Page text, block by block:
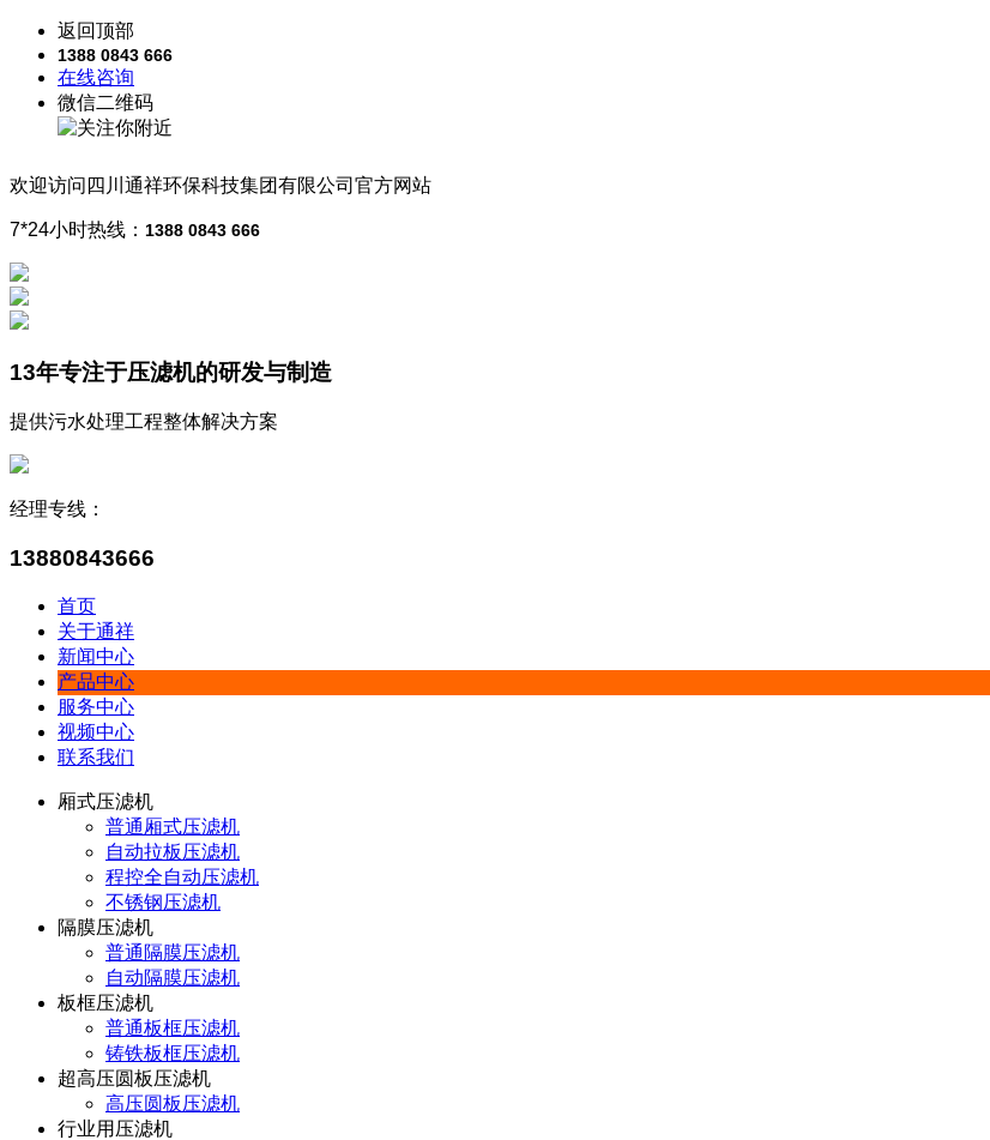
返回顶部
1388 0843 666
在线咨询
微信二维码
欢迎访问 四川通祥环保科技集团有限公司 官方网站
7*24小时热线： 1388 0843 666
13年专注于压滤机的研发与制造
提供污水处理工程整体解决方案
经理专线：
13880843666
首页
关于通祥
新闻中心
产品中心
服务中心
视频中心
联系我们
厢式压滤机
普通厢式压滤机
自动拉板压滤机
程控全自动压滤机
不锈钢压滤机
隔膜压滤机
普通隔膜压滤机
自动隔膜压滤机
板框压滤机
普通板框压滤机
铸铁板框压滤机
超高压圆板压滤机
高压圆板压滤机
行业用压滤机